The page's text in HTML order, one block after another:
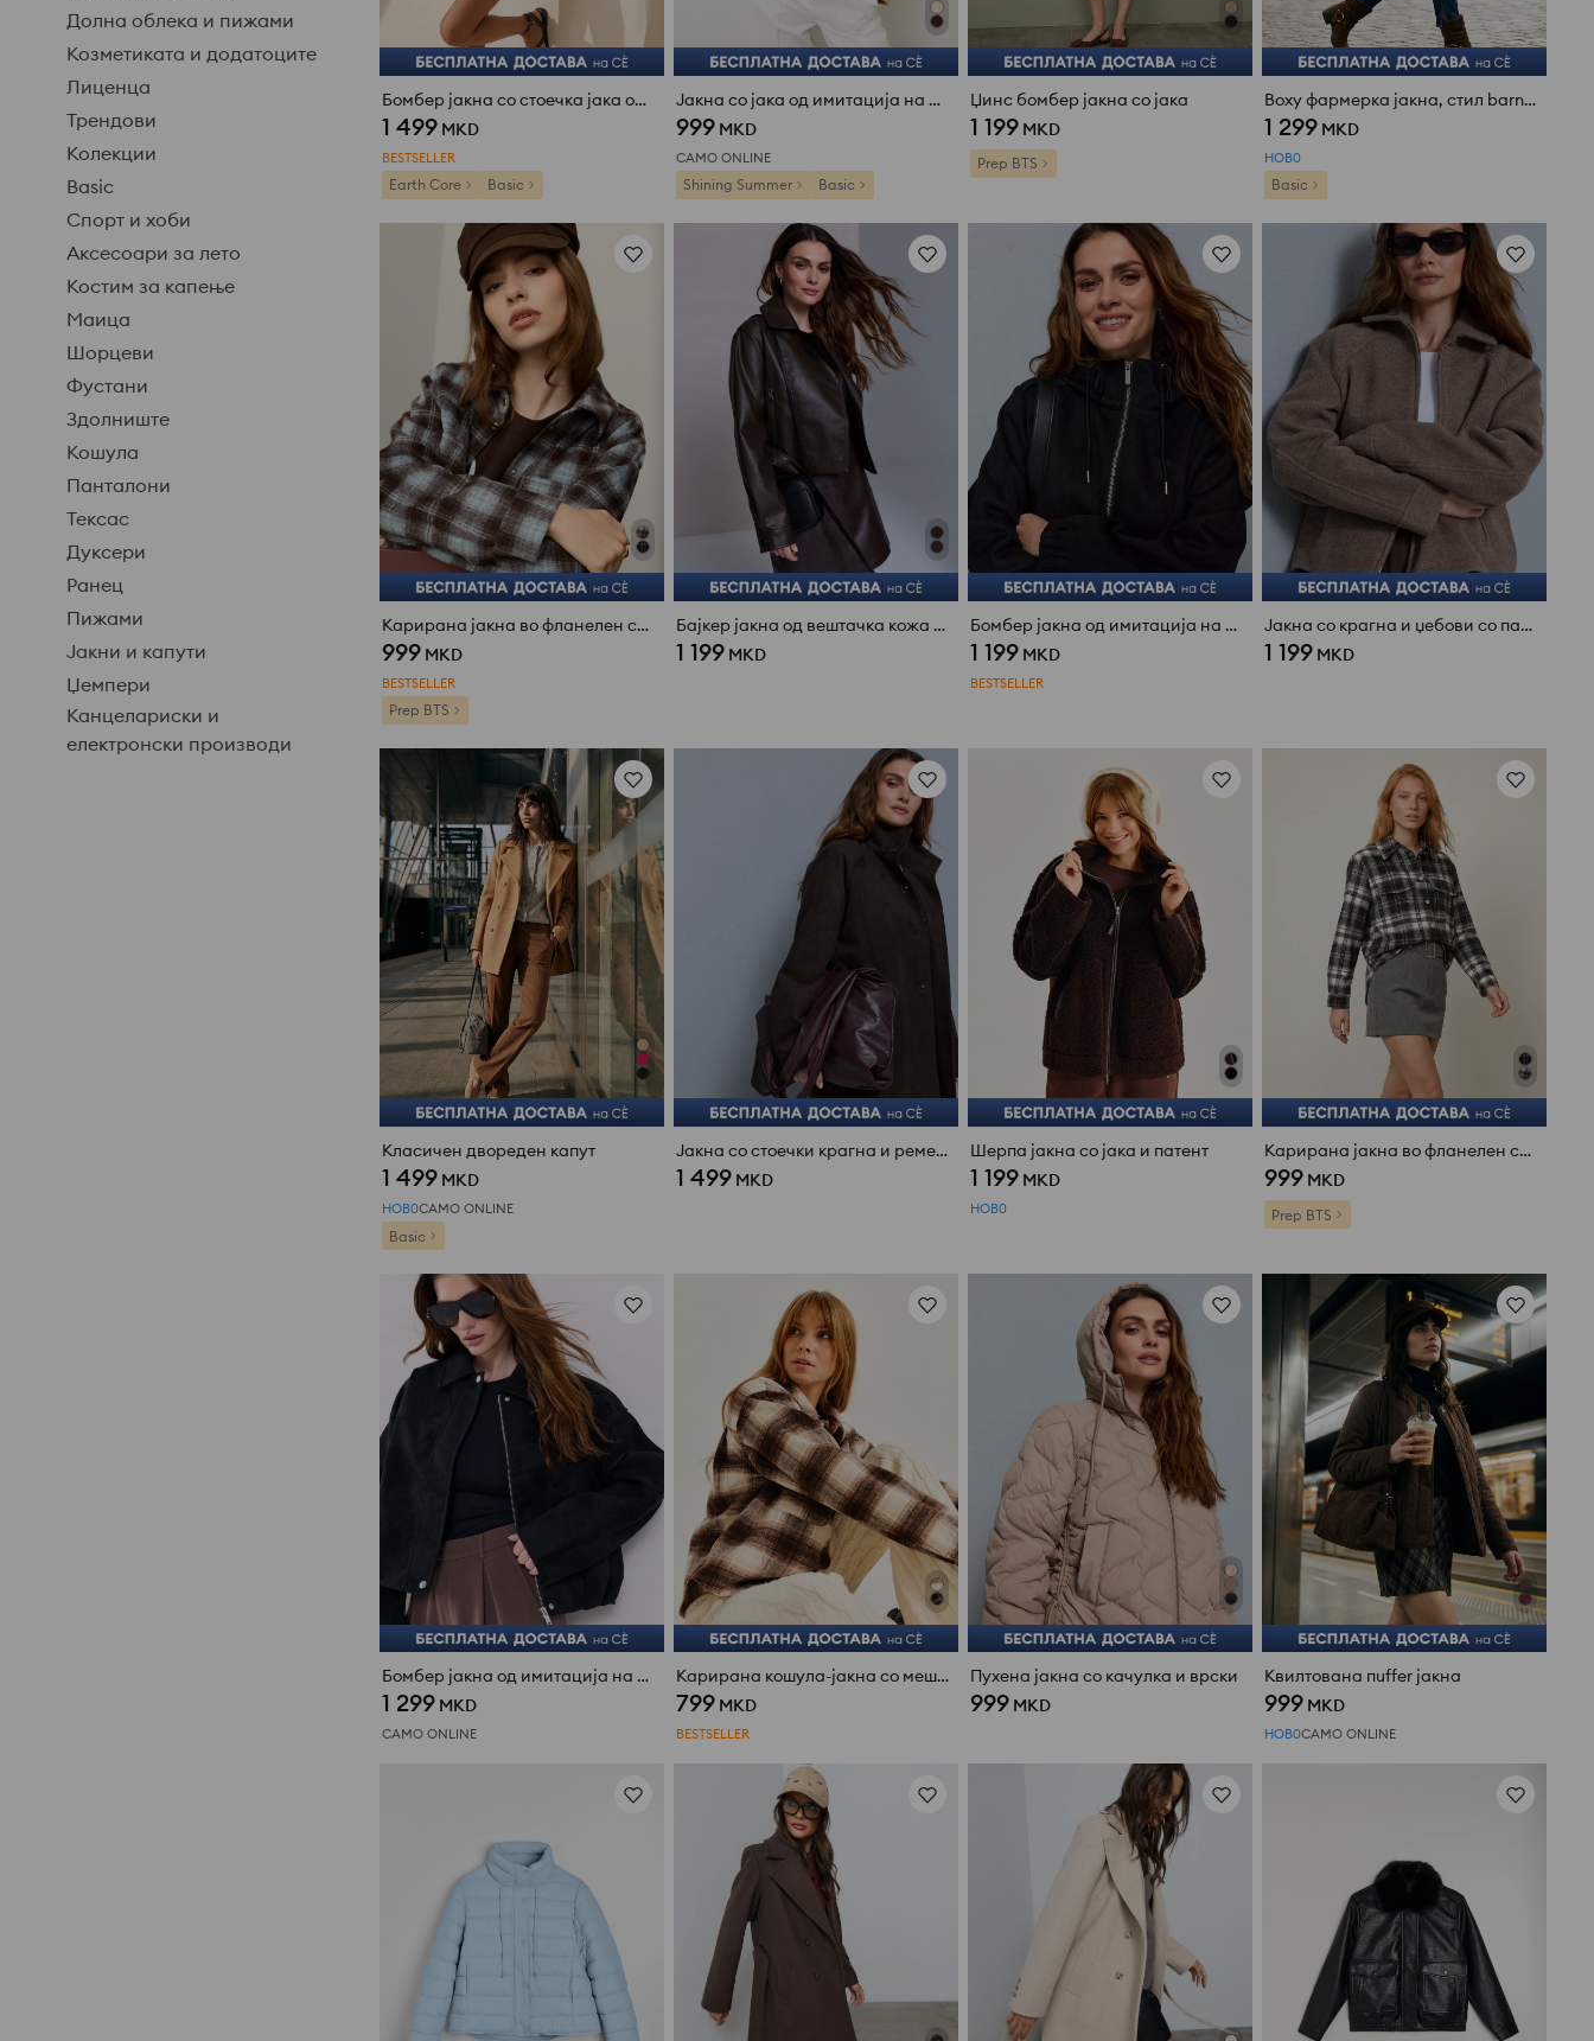
Долна облека и пижами
Козметиката и додатоците
Лиценца
Трендови
Колекции
Basic
Спорт и хоби
Аксесоари за лето
Костим за капење
Маица
Шорцеви
Фустани
Здолниште
Кошула
Панталони
Тексас
Дуксери
Ранец
Пижами
Јакни и капути
Џемпери
Канцелариски и
електронски производи
Бомбер јакна со стоечка јака од вештачка кожа
1 499 MKD
BESTSELLER
Earth Core Basic
Јакна со јака од имитација на велур
999 MKD
САМО ONLINE
Shining Summer Basic
Џинс бомбер јакна со јака
1 199 MKD
Prep BTS
Boxy фармерка јакна, стил barn jacket
1 299 MKD
НОВ0
Basic
Карирана јакна во фланелен стил со додаток на волна и вискоза
999 MKD
BESTSELLER
Prep BTS
Бајкер јакна од вештачка кожа со појас
1 199 MKD
Бомбер јакна од имитација на велур
1 199 MKD
BESTSELLER
Јакна со крагна и џебови со патент
1 199 MKD
Класичен дворедeн капут
1 499 MKD
НОВ0САМО ONLINE
Basic
Јакна со стоечки крагна и ремен, од вештачки сомот
1 499 MKD
Шерпа јакна со јака и патент
1 199 MKD
НОВ0
Карирана јакна во фланелен стил со додаток на волна и вискоза
999 MKD
Prep BTS
Бомбер јакна од имитација на велур
1 299 MKD
САМО ONLINE
Карирана кошула-јакна со мешавина од вискоза
799 MKD
BESTSELLER
Пухена јакна со качулка и врски
999 MKD
Квилтована пuffer јакна
999 MKD
НОВ0САМО ONLINE